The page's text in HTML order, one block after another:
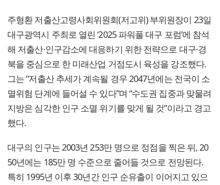
주형환 저출산고령사회위원회(저고위) 부위원장이 23일
대구광역시 주최로 열린 ‘2025 파워풀 대구 포럼’에 참석
해 저출산·인구감소에 대응하기 위한 전략으로 대구·경
북을 중심으로 한 미래산업 거점도시 육성을 강조했다.
그는 “저출산 추세가 계속될 경우 2047년에는 전국이 소
멸위험 단계에 들어설 수 있다”며 “수도권 집중과 맞물려
지방은 심각한 인구 소멸 위기를 맞게 될 것”이라고 경고
했다.
대구의 인구는 2003년 253만 명으로 정점을 찍은 뒤, 20
50년에는 185만 명 수준으로 줄어들 것으로 전망된다.
특히 1995년 이후 30년간 인구 순유출이 이어지고 있으